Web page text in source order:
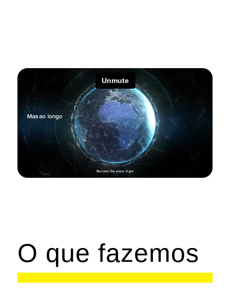
O que fazemos